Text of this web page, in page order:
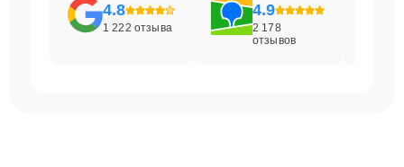
4.8
1 222 отзыва
4.9
2 178
отзывов